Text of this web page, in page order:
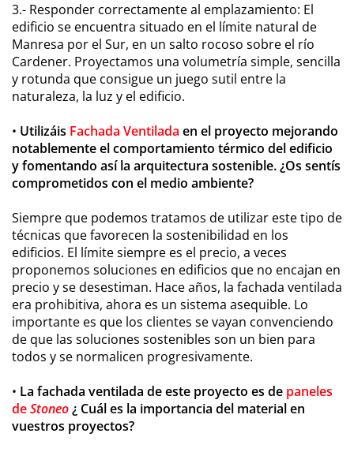
3.- Responder correctamente al emplazamiento: El
edificio se encuentra situado en el límite natural de
Manresa por el Sur, en un salto rocoso sobre el río
Cardener. Proyectamos una volumetría simple, sencilla
y rotunda que consigue un juego sutil entre la
naturaleza, la luz y el edificio.
• Utilizáis Fachada Ventilada en el proyecto mejorando
notablemente el comportamiento térmico del edificio
y fomentando así la arquitectura sostenible. ¿Os sentís
comprometidos con el medio ambiente?
Siempre que podemos tratamos de utilizar este tipo de
técnicas que favorecen la sostenibilidad en los
edificios. El límite siempre es el precio, a veces
proponemos soluciones en edificios que no encajan en
precio y se desestiman. Hace años, la fachada ventilada
era prohibitiva, ahora es un sistema asequible. Lo
importante es que los clientes se vayan convenciendo
de que las soluciones sostenibles son un bien para
todos y se normalicen progresivamente.
• La fachada ventilada de este proyecto es de paneles
deStoneo¿ Cuál es la importancia del material en
vuestros proyectos?